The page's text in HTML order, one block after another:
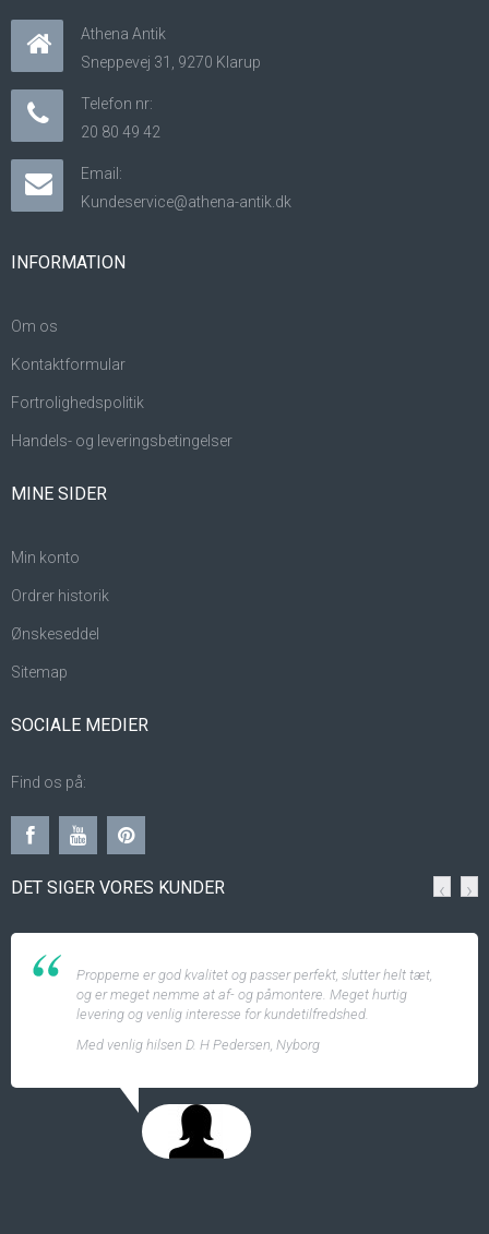
Athena Antik
Sneppevej 31, 9270 Klarup
Telefon nr:
20 80 49 42
Email:
Kundeservice@athena-antik.dk
INFORMATION
Om os
Kontaktformular
Fortrolighedspolitik
Handels- og leveringsbetingelser
MINE SIDER
Min konto
Ordrer historik
Ønskeseddel
Sitemap
SOCIALE MEDIER
Find os på:
DET SIGER VORES KUNDER
Propperne er god kvalitet og passer perfekt, slutter helt tæt,
og er meget nemme at af- og påmontere. Meget hurtig
levering og venlig interesse for kundetilfredshed.
Med venlig hilsen D. H Pedersen, Nyborg
‹ ›